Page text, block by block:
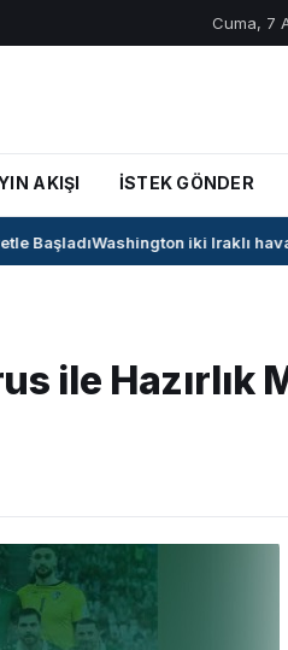
Cuma, 7
AKIŞI İSTEK GÖNDER
BaşladıWashington iki Iraklı hava
ile Hazırlık